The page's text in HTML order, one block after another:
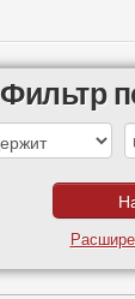
Фильтр